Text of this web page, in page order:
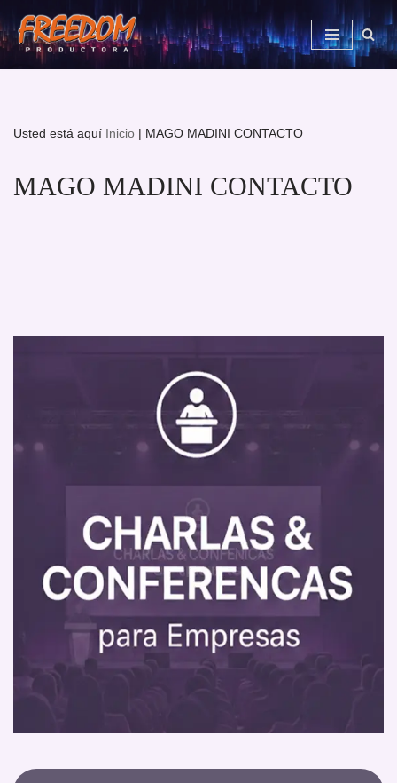
Saltar
al
Usted está aquí Inicio | MAGO MADINI CONTACTO
MAGO MADINI CONTACTO